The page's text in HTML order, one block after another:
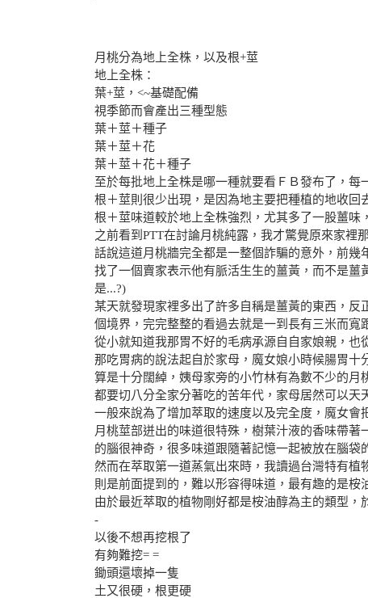
月桃分為地上全株，以及根+莖
地上全株：
葉+莖，<~基礎配備
視季節而會產出三種型態
葉＋莖＋種子
葉＋莖＋花
葉＋莖＋花＋種子
至於每批地上全株是哪一種就要看ＦＢ發布了，每
根＋莖則很少出現，是因為地主要把種植的地收回
根＋莖味道較於地上全株強烈，尤其多了一股薑味
之前看到PTT在討論月桃純露，我才驚覺原來家裡
話說這道月桃牆完全都是一整個詐騙的意外，前
找了一個賣家表示他有脈活生生的薑黃，而不是
是...?)
某天就發現家裡多出了許多自稱是薑黃的東西，
個境界，完完整整的看過去就是一到長有三米而寬
從小就知道我那胃不好的毛病承源自自家娘親，也
那吃胃病的說法起自於家母，魔女娘小時候腸胃
算是十分闊綽，姨母家旁的小竹林有為數不少的
都要切八分全家分著吃的苦年代，家母居然可以天
一般來說為了增加萃取的速度以及完全度，魔女會
月桃莖部迸出的味道很特殊，樹葉汁液的香味帶
的腦很神奇，很多味道跟隨著記憶一起被放在腦袋
然而在萃取第一道蒸氣出來時，我讀過台灣特有
則是前面提到的，難以形容得味道，最有趣的是
由於最近萃取的植物剛好都是桉油醇為主的類型，
-
以後不想再挖根了
有夠難挖= =
鋤頭還壞掉一隻
土又很硬，根更硬